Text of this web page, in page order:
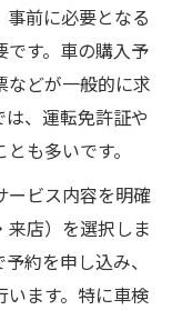
がスムーズに
アップ
い注意点
防ぐポイント
注意事項
意点
とめ
い車手続き
前に必要となる
す。車の購入予
などが一般的に求
、運転免許証や
も多いです。
ービス内容を明確
来店）を選択しま
約を申し込み、
ます。特に車検